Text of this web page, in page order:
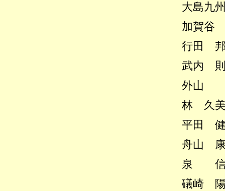
大島九州男
加賀谷 健
行田 邦子
武内 則男
外山 斎
林 久美子
平田 健二
舟山 康江
泉 信也
礒崎 陽輔